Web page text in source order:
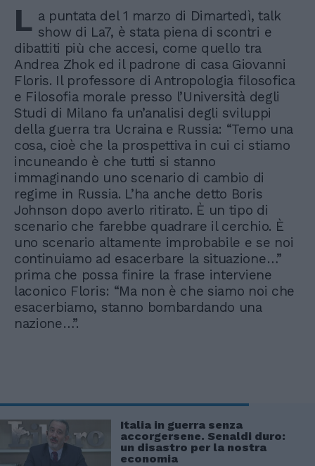
L a puntata del 1 marzo di Dimartedì, talk
show di La7, è stata piena di scontri e
dibattiti più che accesi, come quello tra
Andrea Zhok ed il padrone di casa Giovanni
Floris. Il professore di Antropologia filosofica
e Filosofia morale presso l’Università degli
Studi di Milano fa un’analisi degli sviluppi
della guerra tra Ucraina e Russia: “Temo una
cosa, cioè che la prospettiva in cui ci stiamo
incuneando è che tutti si stanno
immaginando uno scenario di cambio di
regime in Russia. L’ha anche detto Boris
Johnson dopo averlo ritirato. È un tipo di
scenario che farebbe quadrare il cerchio. È
uno scenario altamente improbabile e se noi
continuiamo ad esacerbare la situazione…”
prima che possa finire la frase interviene
laconico Floris: “Ma non è che siamo noi che
esacerbiamo, stanno bombardando una
nazione…”.
Italia in guerra senza
accorgersene. Senaldi duro:
un disastro per la nostra
economia